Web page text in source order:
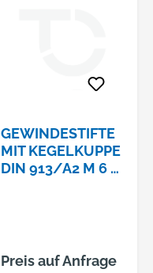
GEWINDESTIFTE
MIT KEGELKUPPE
DIN 913/A2 M 6 X
Preis auf Anfrage